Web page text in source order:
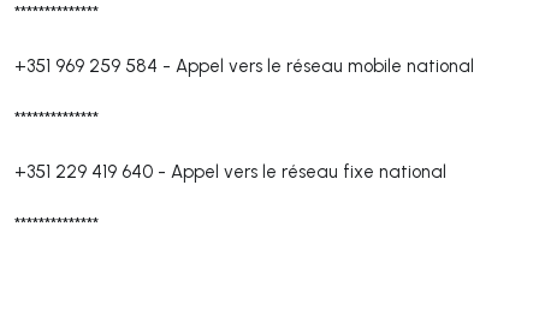
**************
+351 969 259 584 - Appel vers le réseau mobile national
**************
+351 229 419 640 - Appel vers le réseau fixe national
**************